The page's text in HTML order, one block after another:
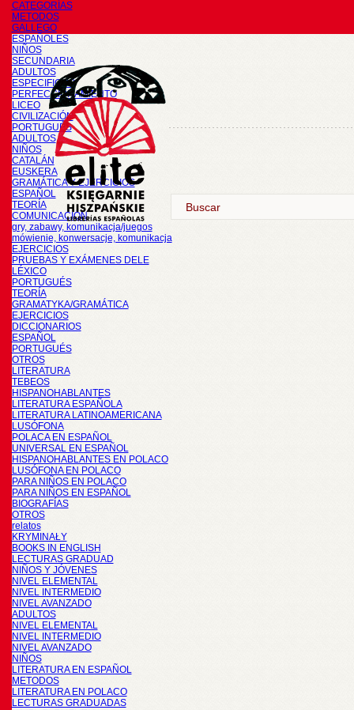
CATEGORÍAS
METODOS
GALLEGO
ESPAÑOLES
NIÑOS
SECUNDARIA
ADULTOS
ESPECIFICOS
PERFECCIONAMIENTO
LICEO
CIVILIZACIÓN
PORTUGUÉS
ADULTOS
NIÑOS
CATALÁN
EUSKERA
GRAMÁTICA Y EJERCICIOS
ESPAÑOL
TEORÍA
COMUNICACIÓN
gry, zabawy, komunikacja/juegos
mówienie, konwersacje, komunikacja
EJERCICIOS
PRUEBAS Y EXÁMENES DELE
LÉXICO
PORTUGUÉS
TEORÍA
GRAMATYKA/GRAMÁTICA
EJERCICIOS
DICCIONARIOS
ESPAÑOL
PORTUGUÉS
OTROS
LITERATURA
TEBEOS
HISPANOHABLANTES
LITERATURA ESPAÑOLA
LITERATURA LATINOAMERICANA
LUSÓFONA
POLACA EN ESPAÑOL
UNIVERSAL EN ESPAÑOL
HISPANOHABLANTES EN POLACO
LUSÓFONA EN POLACO
PARA NIÑOS EN POLACO
PARA NIÑOS EN ESPAÑOL
BIOGRAFÍAS
OTROS
relatos
KRYMINAŁY
BOOKS IN ENGLISH
LECTURAS GRADUAD
NIÑOS Y JÓVENES
NIVEL ELEMENTAL
NIVEL INTERMEDIO
NIVEL AVANZADO
ADULTOS
NIVEL ELEMENTAL
NIVEL INTERMEDIO
NIVEL AVANZADO
NIÑOS
LITERATURA EN ESPAÑOL
METODOS
LITERATURA EN POLACO
LECTURAS GRADUADAS